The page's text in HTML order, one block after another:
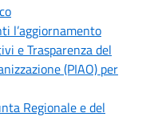
l’aggiornamento
e Trasparenza del
(PIAO) per
Regionale e del